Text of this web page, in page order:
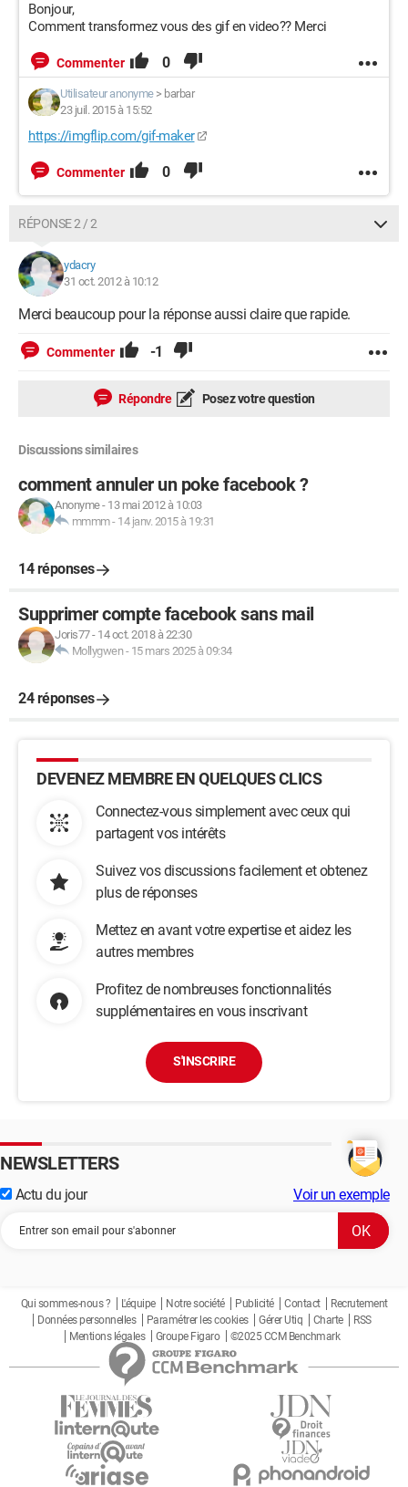
Bonjour,
Comment transformez vous des gif en video?? Merci
Commenter 0
Utilisateur anonyme> barbar
23 juil. 2015 à 15:52
https://imgflip.com/gif-maker
Commenter 0
RÉPONSE 2 / 2
ydacry
31 oct. 2012 à 10:12
Merci beaucoup pour la réponse aussi claire que rapide.
Commenter -1
Répondre Posez votre question
Discussions similaires
comment annuler un poke facebook ?
Anonyme- 13 mai 2012 à 10:03
mmmm- 14 janv. 2015 à 19:31
14 réponses
Supprimer compte facebook sans mail
Joris77- 14 oct. 2018 à 22:30
Mollygwen- 15 mars 2025 à 09:34
24 réponses
DEVENEZ MEMBRE EN QUELQUES CLICS
Connectez-vous simplement avec ceux qui
partagent vos intérêts
Suivez vos discussions facilement et obtenez
plus de réponses
Mettez en avant votre expertise et aidez les
autres membres
Profitez de nombreuses fonctionnalités
supplémentaires en vous inscrivant
S'INSCRIRE
NEWSLETTERS
Actu du jour Voir un exemple
Qui sommes-nous ? L'équipe Notre société Publicité Contact
Recrutement
Données personnelles
Paramétrer les cookies Gérer Utiq Charte
RSS
Mentions légales
Groupe Figaro ©2025 CCM Benchmark